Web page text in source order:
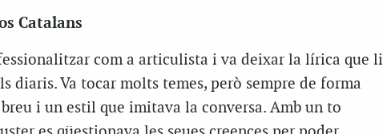
Catalans
com a articulista i va deixar la lírica que li
diaris. Va tocar molts temes, però sempre de forma
i un estil que imitava la conversa. Amb un to